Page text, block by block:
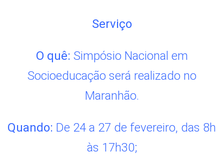
Serviço
O quê: Simpósio Nacional em
Socioeducação será realizado no
Maranhão.
Quando: De 24 a 27 de fevereiro, das 8h
às 17h30;